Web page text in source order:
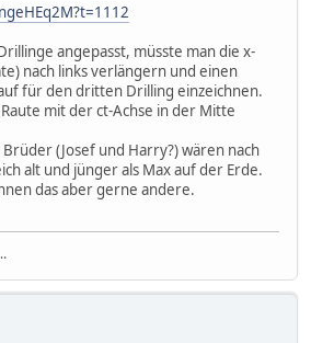
angepasst, müsste man die x-
nach links verlängern und einen
für den dritten Drilling einzeichnen.
mit der ct-Achse in der Mitte
(Josef und Harry?) wären nach
alt und jünger als Max auf der Erde.
das aber gerne andere.